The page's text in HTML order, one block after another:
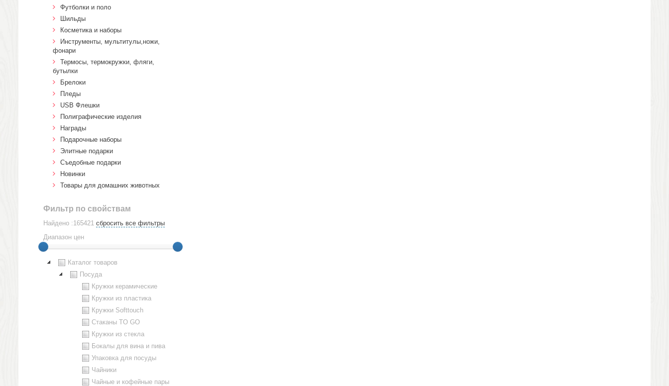
Футболки и поло
Шильды
Косметика и наборы
Инструменты, мультитулы,ножи,
фонари
Термосы, термокружки, фляги,
бутылки
Брелоки
Пледы
USB Флешки
Полиграфические изделия
Награды
Подарочные наборы
Элитные подарки
Cъедобные подарки
Новинки
Товары для домашних животных
Фильтр по свойствам
Найдено :165421 сбросить все фильтры
Диапазон цен
Каталог товаров
Посуда
Кружки керамические
Кружки из пластика
Кружки Softtouch
Стаканы TO GO
Кружки из стекла
Бокалы для вина и пива
Упаковка для посуды
Чайники
Чайные и кофейные пары